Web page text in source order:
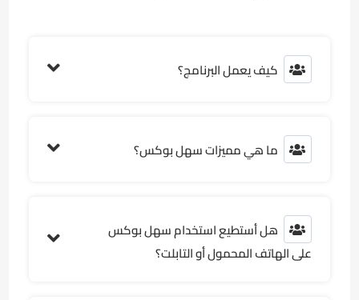
كيف يعمل البرنامج؟
ما هي مميزات سهل بوكس؟
هل أستطيع استخدام سهل بوكس
على الهاتف المحمول أو التابلت؟